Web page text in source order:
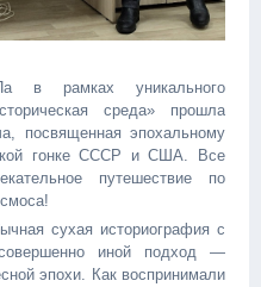
в рамках уникального
среда» прошла
посвященная эпохальному
гонке СССР и США. Все
путешествие по
сухая историография с
иной подход —
эпохи. Как воспринимали